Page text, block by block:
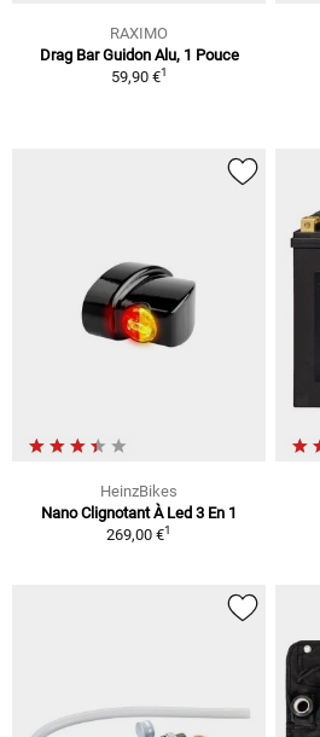
RAXIMO
Drag Bar Guidon Alu, 1 Pouce
59,90 €1
HeinzBikes
Nano Clignotant À Led 3 En 1
269,00 €1